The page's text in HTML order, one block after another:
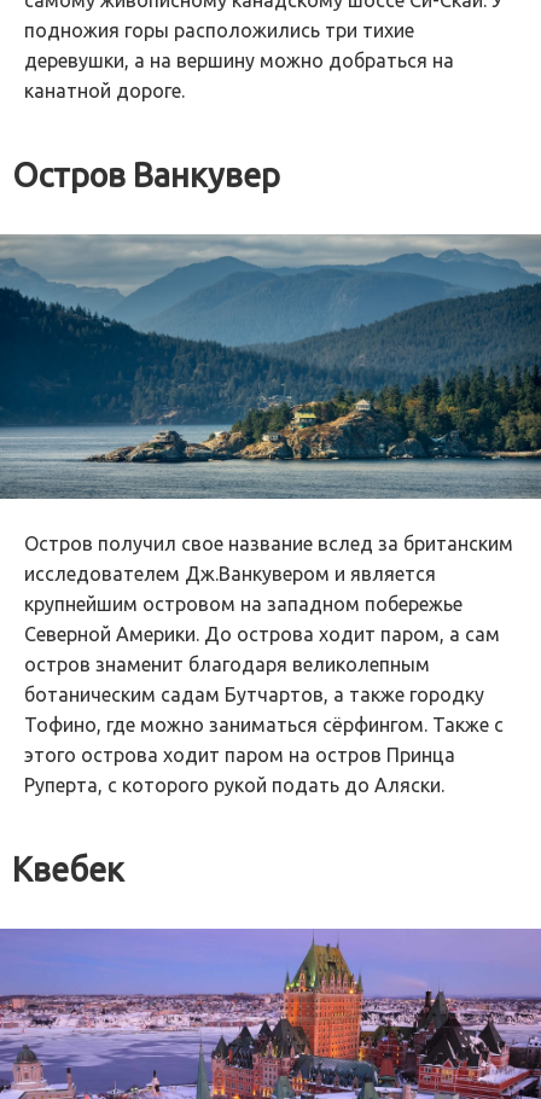
подножия горы расположились три тихие
деревушки, а на вершину можно добраться на
канатной дороге.
Остров Ванкувер
Остров получил свое название вслед за британским
исследователем Дж.Ванкувером и является
крупнейшим островом на западном побережье
Северной Америки. До острова ходит паром, а сам
остров знаменит благодаря великолепным
ботаническим садам Бутчартов, а также городку
Тофино, где можно заниматься сёрфингом. Также с
этого острова ходит паром на остров Принца
Руперта, с которого рукой подать до Аляски.
Квебек